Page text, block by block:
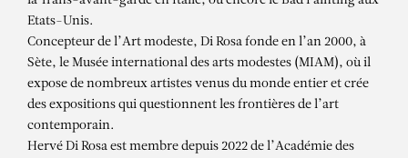
HERVÉ DI ROSA
IDOLES DE L’ESPACE
Etats-Unis.
Concepteur de l’Art modeste, Di Rosa fonde en l’an 2000, à
Sète, le Musée international des arts modestes (MIAM), où il
expose de nombreux artistes venus du monde entier et crée
des expositions qui questionnent les frontières de l’art
contemporain.
Hervé Di Rosa est membre depuis 2022 de l’Académie des